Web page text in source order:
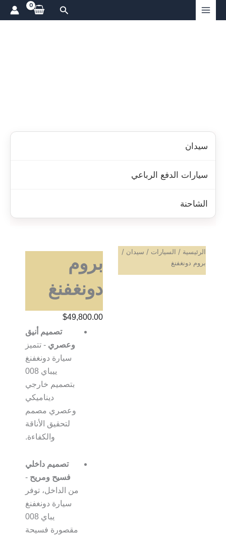
البحث
سيدان
سيارات الدفع الرباعي
الشاحنة
الرئيسية/السيارات/ سيدان/
بروم دونغفنغ
بروم
دونغفنغ
$49,800.00
تصميم أنيق
وعصري- تتميز
سيارة دونغفنغ
ييباي 008
بتصميم خارجي
ديناميكي
وعصري مصمم
لتحقيق الأناقة
والكفاءة.
تصميم داخلي
فسيح ومريح-
من الداخل، توفر
سيارة دونغفنغ
يباي 008
مقصورة فسيحة